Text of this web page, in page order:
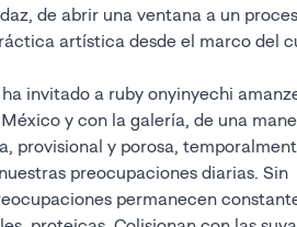
a
galería, de una manera que
y porosa, temporalmente
permanecen